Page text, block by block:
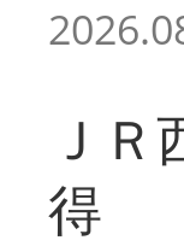
Ｊ
得